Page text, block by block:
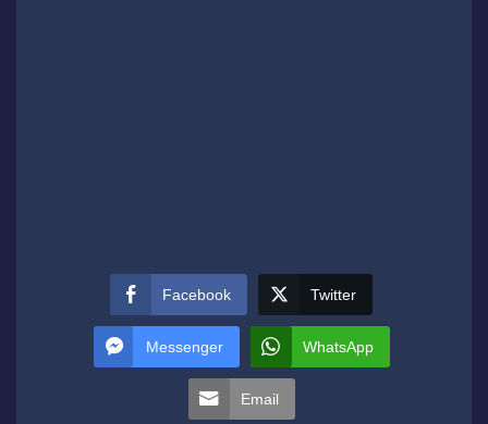
Facebook Twitter
Messenger WhatsApp
Email